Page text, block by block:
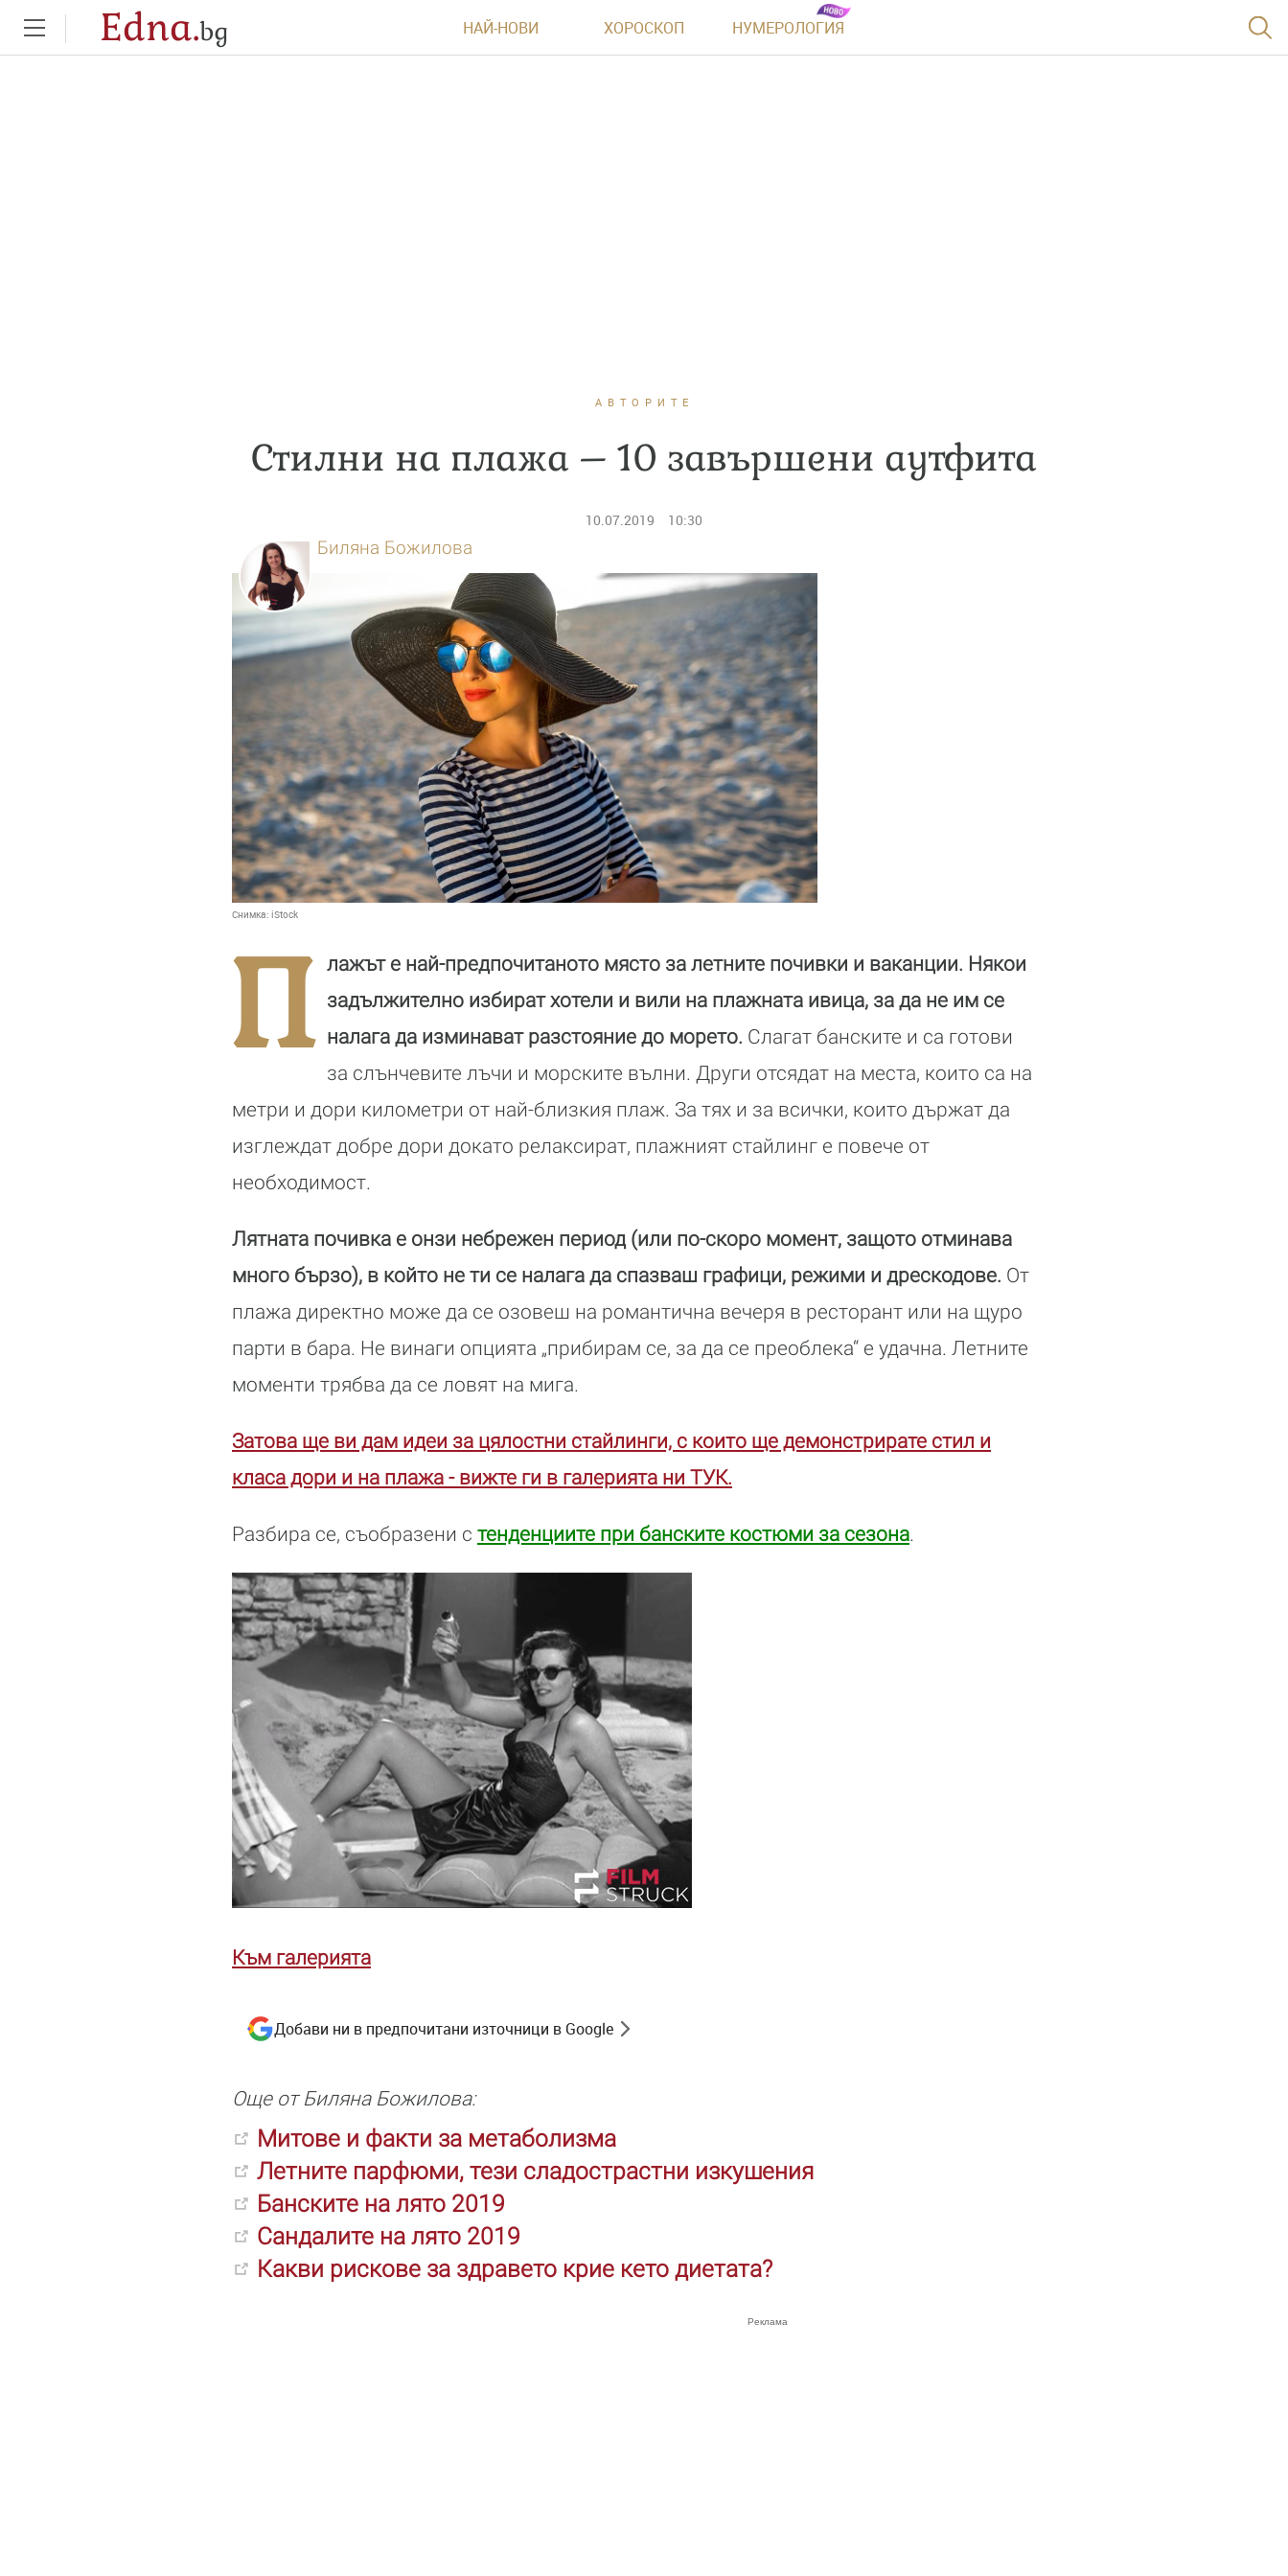
Edna.bg НАЙ-НОВИ ХОРОСКОП НУМЕРОЛОГИЯ
АВТОРИТЕ
Стилни на плажа – 10 завършени аутфита
10.07.2019 10:30
Снимка: iStock
Биляна Божилова
П
лажът е най-предпочитаното място за летните почивки и ваканции. Някои
задължително избират хотели и вили на плажната ивица, за да не им се
налага да изминават разстояние до морето. Слагат банските и са готови
за слънчевите лъчи и морските вълни. Други отсядат на места, които са на
метри и дори километри от най-близкия плаж. За тях и за всички, които държат да
изглеждат добре дори докато релаксират, плажният стайлинг е повече от
необходимост.
Лятната почивка е онзи небрежен период (или по-скоро момент, защото отминава
много бързо), в който не ти се налага да спазваш графици, режими и дрескодове. От
плажа директно може да се озовеш на романтична вечеря в ресторант или на щуро
парти в бара. Не винаги опцията „прибирам се, за да се преоблека“ е удачна. Летните
моменти трябва да се ловят на мига.
Затова ще ви дам идеи за цялостни стайлинги, с които ще демонстрирате стил и
класа дори и на плажа - вижте ги в галерията ни ТУК.
Разбира се, съобразени с тенденциите при банските костюми за сезона.
Към галерията
Добави ни в предпочитани източници в Google
Още от Биляна Божилова:
Митове и факти за метаболизма
Летните парфюми, тези сладострастни изкушения
Банските на лято 2019
Сандалите на лято 2019
Какви рискове за здравето крие кето диетата?